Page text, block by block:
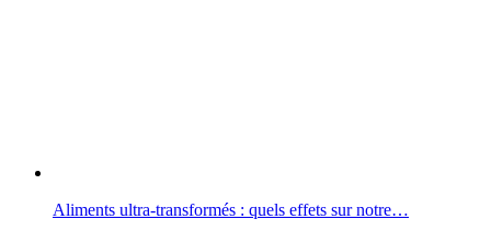
Aliments ultra-transformés : quels effets sur notre…